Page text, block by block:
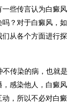
些传言认为白癜风
？对于白癜风，如
从各个方面进行探
不传染的病，也就是
感染他人，白癜风
，所以不必对白癜